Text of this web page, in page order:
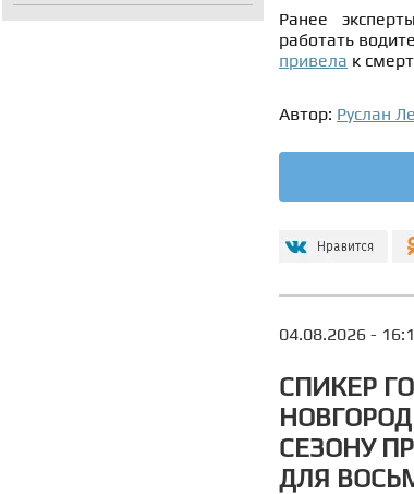
Ранее
работать
привела к
Автор: Руслан
04.08.2026 -
СПИКЕР
СЕЗОНУ
ДЛЯ